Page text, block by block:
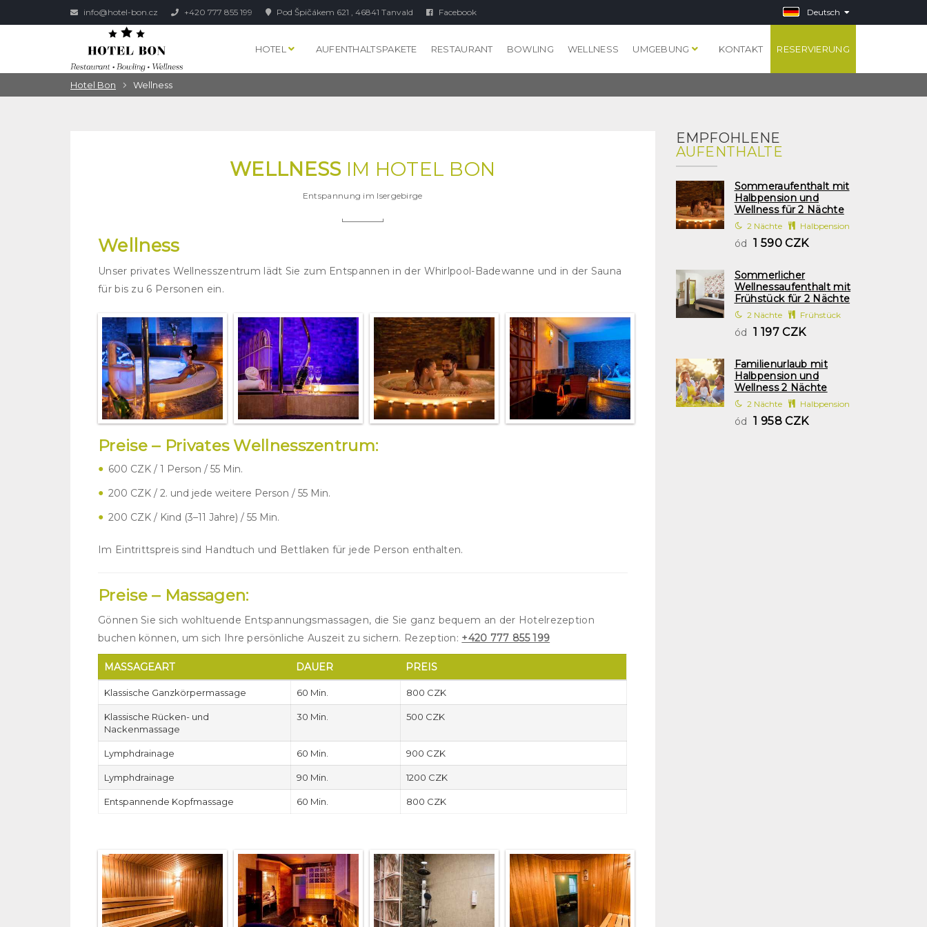
info@hotel-bon.cz +420 777 855 199 Pod Špičákem 621 , 46841 Tanvald Facebook Deutsch
HOTEL AUFENTHALTSPAKETE RESTAURANT BOWLING WELLNESS UMGEBUNG KONTAKT RESERVIERUNG
Hotel Bon Wellness
WELLNESS IM HOTEL BON
Entspannung im Isergebirge
Wellness
Unser privates Wellnesszentrum lädt Sie zum Entspannen in der Whirlpool-Badewanne und in der Sauna
für bis zu 6 Personen ein.
Preise – Privates Wellnesszentrum:
600 CZK / 1 Person / 55 Min.
200 CZK / 2. und jede weitere Person / 55 Min.
200 CZK / Kind (3–11 Jahre) / 55 Min.
Im Eintrittspreis sind Handtuch und Bettlaken für jede Person enthalten.
Preise – Massagen:
Gönnen Sie sich wohltuende Entspannungsmassagen, die Sie ganz bequem an der Hotelrezeption
buchen können, um sich Ihre persönliche Auszeit zu sichern. Rezeption: +420 777 855 199
MASSAGEART DAUER PREIS
Klassische Ganzkörpermassage 60 Min. 800 CZK
Klassische Rücken- und
Nackenmassage
30 Min. 500 CZK
Lymphdrainage 60 Min. 900 CZK
Lymphdrainage 90 Min. 1200 CZK
Entspannende Kopfmassage 60 Min. 800 CZK
EMPFOHLENE
AUFENTHALTE
Sommeraufenthalt mit
Halbpension und
Wellness für 2 Nächte
2 Nächte Halbpension
ód 1 590 CZK
Sommerlicher
Wellnessaufenthalt mit
Frühstück für 2 Nächte
2 Nächte Frühstück
ód 1 197 CZK
Familienurlaub mit
Halbpension und
Wellness 2 Nächte
2 Nächte Halbpension
ód 1 958 CZK